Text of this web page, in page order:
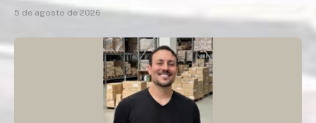
5 de agosto de 2026